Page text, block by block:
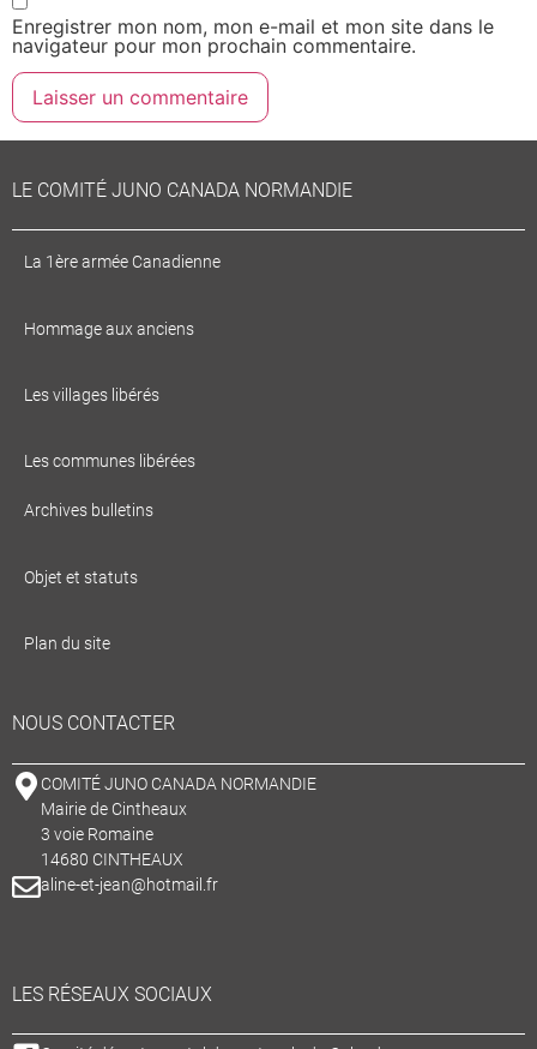
Enregistrer mon nom, mon e-mail et mon site dans le
navigateur pour mon prochain commentaire.
LE COMITÉ JUNO CANADA NORMANDIE
La 1ère armée Canadienne
Hommage aux anciens
Les villages libérés
Les communes libérées
Archives bulletins
Objet et statuts
Plan du site
NOUS CONTACTER
COMITÉ JUNO CANADA NORMANDIE
Mairie de Cintheaux
3 voie Romaine
14680 CINTHEAUX
aline-et-jean@hotmail.fr
LES RÉSEAUX SOCIAUX